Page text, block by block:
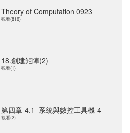
Theory of Computation 0923
觀看(816)
18.創建矩陣(2)
觀看(1)
第四章-4.1_系統與數控工具機-4
觀看(2)